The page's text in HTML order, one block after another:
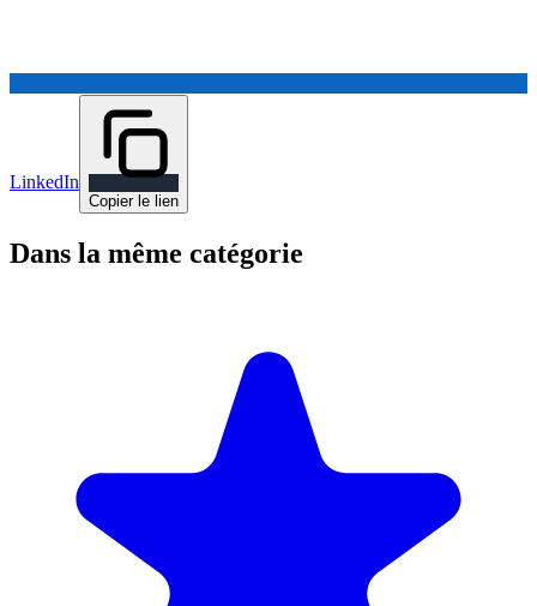
LinkedIn
Copier le lien
Dans la même catégorie